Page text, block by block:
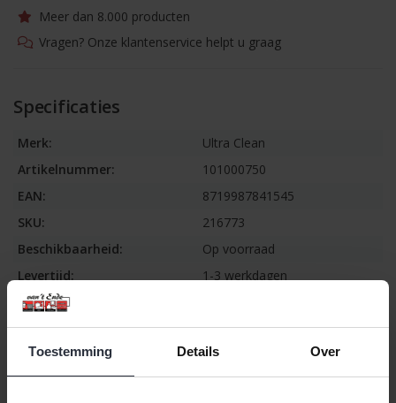
Toestemming Details Over
Meer dan 8.000 producten
Vragen? Onze klantenservice helpt u graag
Specificaties
Merk:
Ultra Clean
Artikelnummer:
101000750
EAN:
8719987841545
SKU:
216773
Beschikbaarheid:
Op voorraad
Levertijd:
1-3 werkdagen
Informatie
Afdruiprek opvouwbaar 38x29cm